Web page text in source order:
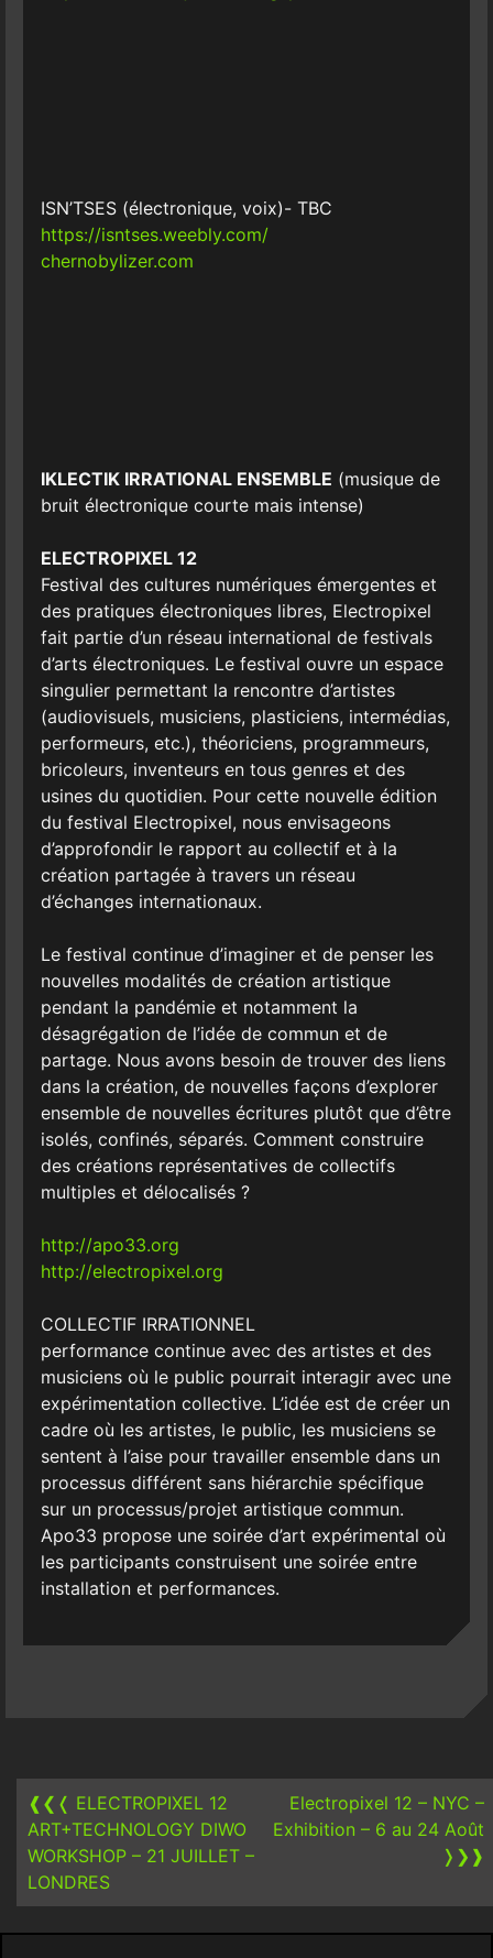
ISN’TSES (électronique, voix)- TBC
https://isntses.weebly.com/
chernobylizer.com
IKLECTIK IRRATIONAL ENSEMBLE (musique de
bruit électronique courte mais intense)
ELECTROPIXEL 12
Festival des cultures numériques émergentes et
des pratiques électroniques libres, Electropixel
fait partie d’un réseau international de festivals
d’arts électroniques. Le festival ouvre un espace
singulier permettant la rencontre d’artistes
(audiovisuels, musiciens, plasticiens, intermédias,
performeurs, etc.), théoriciens, programmeurs,
bricoleurs, inventeurs en tous genres et des
usines du quotidien. Pour cette nouvelle édition
du festival Electropixel, nous envisageons
d’approfondir le rapport au collectif et à la
création partagée à travers un réseau
d’échanges internationaux.
Le festival continue d’imaginer et de penser les
nouvelles modalités de création artistique
pendant la pandémie et notamment la
désagrégation de l’idée de commun et de
partage. Nous avons besoin de trouver des liens
dans la création, de nouvelles façons d’explorer
ensemble de nouvelles écritures plutôt que d’être
isolés, confinés, séparés. Comment construire
des créations représentatives de collectifs
multiples et délocalisés ?
http://apo33.org
http://electropixel.org
COLLECTIF IRRATIONNEL
performance continue avec des artistes et des
musiciens où le public pourrait interagir avec une
expérimentation collective. L’idée est de créer un
cadre où les artistes, le public, les musiciens se
sentent à l’aise pour travailler ensemble dans un
processus différent sans hiérarchie spécifique
sur un processus/projet artistique commun.
Apo33 propose une soirée d’art expérimental où
les participants construisent une soirée entre
installation et performances.
navigation
❰❮❬ ELECTROPIXEL 12
ART+TECHNOLOGY DIWO
WORKSHOP – 21 JUILLET –
LONDRES
Electropixel 12 – NYC –
Exhibition – 6 au 24 Août
❭❯❱